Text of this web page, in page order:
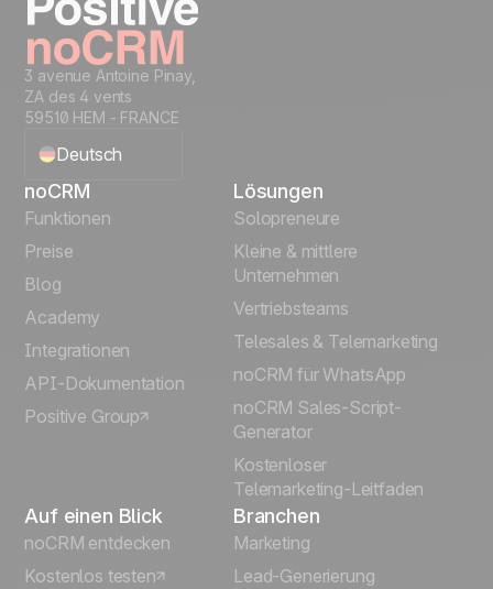
3 avenue Antoine Pinay,
ZA des 4 vents
59510 HEM - FRANCE
Deutsch
English
Español
Português
Italiano
noCRM
Funktionen
Preise
Blog
Academy
Integrationen
API-Dokumentation
Positive Group
Lösungen
Solopreneure
Kleine & mittlere
Unternehmen
Vertriebsteams
Telesales & Telemarketing
noCRM für WhatsApp
noCRM Sales-Script-
Generator
Kostenloser
Telemarketing-Leitfaden
Auf einen Blick
noCRM entdecken
Kostenlos testen
Branchen
Marketing
Lead-Generierung